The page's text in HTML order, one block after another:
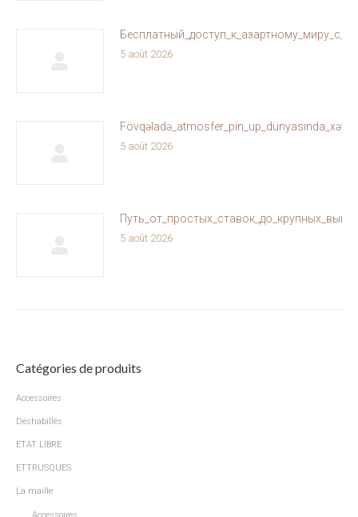
5 août 2026
5 août 2026
5 août 2026
Catégories de produits
Accessoires
Déshabillés
ETAT LIBRE
ETTRUSQUES
La maille